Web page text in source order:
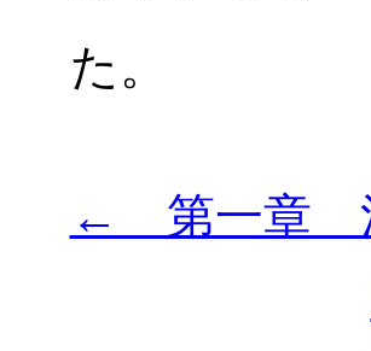
た。
← 第一章